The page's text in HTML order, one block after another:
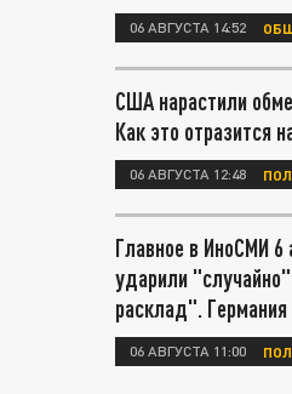
06 АВГУСТА 14:52
США нарастили
Как это отразится
06 АВГУСТА 12:48
Главное в ИноСМИ
ударили
расклад".
06 АВГУСТА 11:00